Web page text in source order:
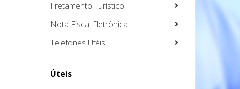
Fretamento Turístico
Nota Fiscal Eletrônica
Telefones Utéis
Úteis